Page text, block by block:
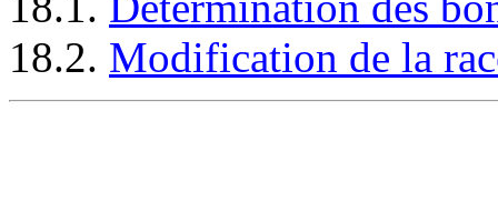
18.2. Modification de la